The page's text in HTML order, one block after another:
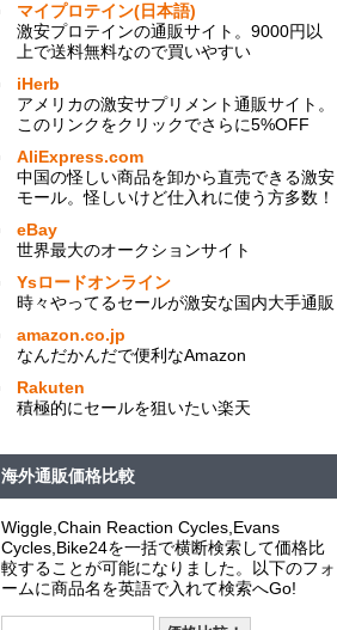
マイプロテイン(日本語)
激安プロテインの通販サイト。9000円以
上で送料無料なので買いやすい
iHerb
アメリカの激安サプリメント通販サイト。
このリンクをクリックでさらに5%OFF
AliExpress.com
中国の怪しい商品を卸から直売できる激安
モール。怪しいけど仕入れに使う方多数！
eBay
世界最大のオークションサイト
Ysロードオンライン
時々やってるセールが激安な国内大手通販
amazon.co.jp
なんだかんだで便利なAmazon
Rakuten
積極的にセールを狙いたい楽天
海外通販価格比較
Wiggle,Chain Reaction Cycles,Evans
Cycles,Bike24を一括で横断検索して価格比
較することが可能になりました。以下のフォ
ームに商品名を英語で入れて検索へGo!